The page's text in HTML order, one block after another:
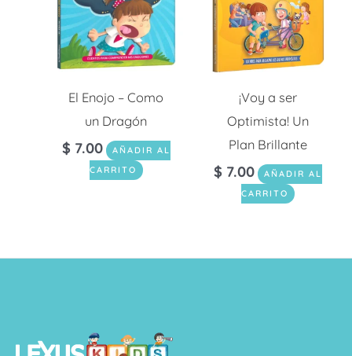
El Enojo – Como
un Dragón
$ 7.00
AÑADIR AL
CARRITO
¡Voy a ser
Optimista! Un
Plan Brillante
$ 7.00
AÑADIR AL
CARRITO